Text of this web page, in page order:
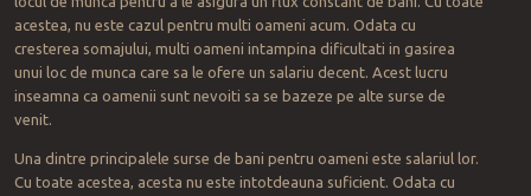
acestea, nu este cazul pentru multi oameni acum. Odata cu
cresterea somajului, multi oameni intampina dificultati in gasirea
unui loc de munca care sa le ofere un salariu decent. Acest lucru
inseamna ca oamenii sunt nevoiti sa se bazeze pe alte surse de
venit.
Una dintre principalele surse de bani pentru oameni este salariul lor.
Cu toate acestea, acesta nu este intotdeauna suficient. Odata cu